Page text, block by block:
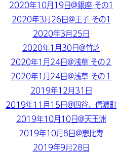
2020年10月19日@銀座 その1
2020年3月26日@王子 その1
2020年3月25日
2020年1月30日@竹芝
2020年1月24日@浅草 その２
2020年1月24日@浅草 その１
2019年12月31日
2019年11月15日@四谷、信濃町
2019年10月10日@天王洲
2019年10月8日@恵比寿
2019年9月28日